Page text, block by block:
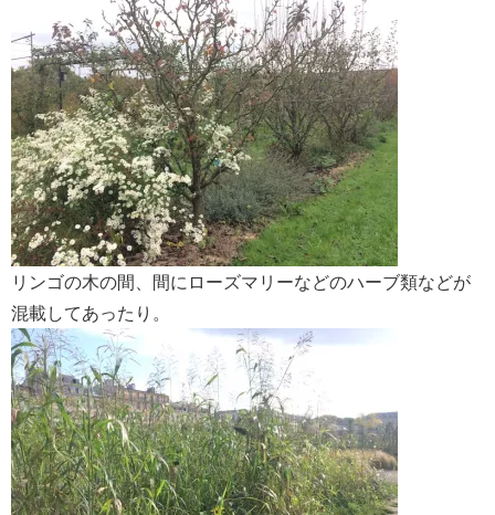
リンゴの木の間、間にローズマリーなどのハーブ類などが
混載してあったり。